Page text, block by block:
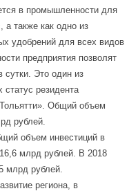
в промышленности для
а также как одно из
удобрений для всех видов
предприятия позволят
сутки. Это один из
резидента
Общий объем
рублей.
объем инвестиций в
млрд рублей. В 2018
млрд рублей.
региона, в